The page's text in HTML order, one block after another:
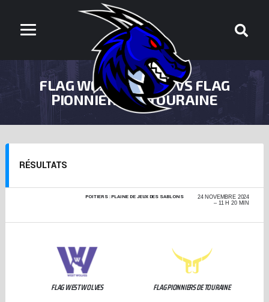
FLAG WEST WOLVES VS FLAG
PIONNIERS DE TOURAINE
RÉSULTATS
POITIERS : PLAINE DE JEUX DES SABLONS
24 NOVEMBRE 2024
11 H 20 MIN
FLAG WEST WOLVES FLAG PIONNIERS DE TOURAINE